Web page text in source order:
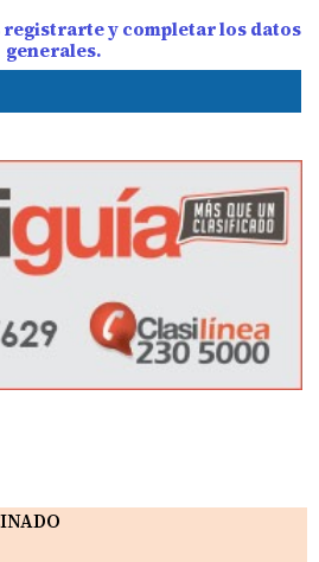
y completar los datos
generales.